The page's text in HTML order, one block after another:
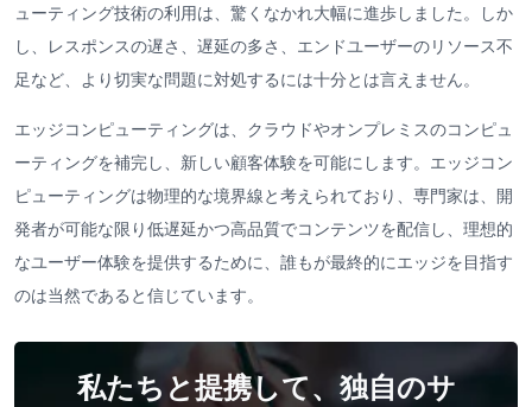
ューティング技術の利用は、驚くなかれ大幅に進歩しました。しか
し、レスポンスの遅さ、遅延の多さ、エンドユーザーのリソース不
足など、より切実な問題に対処するには十分とは言えません。
エッジコンピューティングは、クラウドやオンプレミスのコンピュ
ーティングを補完し、新しい顧客体験を可能にします。エッジコン
ピューティングは物理的な境界線と考えられており、専門家は、開
発者が可能な限り低遅延かつ高品質でコンテンツを配信し、理想的
なユーザー体験を提供するために、誰もが最終的にエッジを目指す
のは当然であると信じています。
私たちと提携して、独自のサ